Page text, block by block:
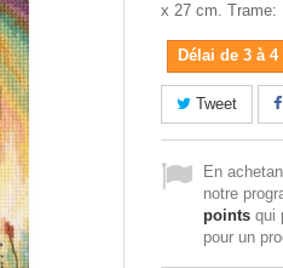
x 27 cm. Trame:
Délai de 3 à
Tweet
En
notre
points qui
pour un